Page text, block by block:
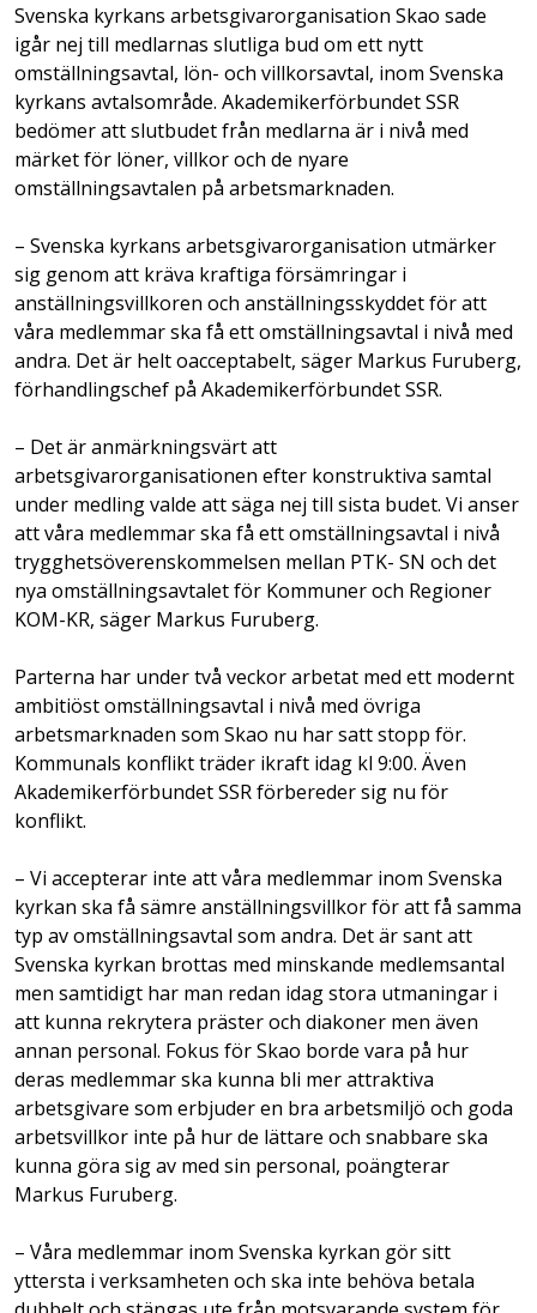
Svenska kyrkans arbetsgivarorganisation Skao sade
igår nej till medlarnas slutliga bud om ett nytt
omställningsavtal, lön- och villkorsavtal, inom Svenska
kyrkans avtalsområde. Akademikerförbundet SSR
bedömer att slutbudet från medlarna är i nivå med
märket för löner, villkor och de nyare
omställningsavtalen på arbetsmarknaden.
– Svenska kyrkans arbetsgivarorganisation utmärker
sig genom att kräva kraftiga försämringar i
anställningsvillkoren och anställningsskyddet för att
våra medlemmar ska få ett omställningsavtal i nivå med
andra. Det är helt oacceptabelt, säger Markus Furuberg,
förhandlingschef på Akademikerförbundet SSR.
– Det är anmärkningsvärt att
arbetsgivarorganisationen efter konstruktiva samtal
under medling valde att säga nej till sista budet. Vi anser
att våra medlemmar ska få ett omställningsavtal i nivå
trygghetsöverenskommelsen mellan PTK- SN och det
nya omställningsavtalet för Kommuner och Regioner
KOM-KR, säger Markus Furuberg.
Parterna har under två veckor arbetat med ett modernt
ambitiöst omställningsavtal i nivå med övriga
arbetsmarknaden som Skao nu har satt stopp för.
Kommunals konflikt träder ikraft idag kl 9:00. Även
Akademikerförbundet SSR förbereder sig nu för
konflikt.
– Vi accepterar inte att våra medlemmar inom Svenska
kyrkan ska få sämre anställningsvillkor för att få samma
typ av omställningsavtal som andra. Det är sant att
Svenska kyrkan brottas med minskande medlemsantal
men samtidigt har man redan idag stora utmaningar i
att kunna rekrytera präster och diakoner men även
annan personal. Fokus för Skao borde vara på hur
deras medlemmar ska kunna bli mer attraktiva
arbetsgivare som erbjuder en bra arbetsmiljö och goda
arbetsvillkor inte på hur de lättare och snabbare ska
kunna göra sig av med sin personal, poängterar
Markus Furuberg.
– Våra medlemmar inom Svenska kyrkan gör sitt
yttersta i verksamheten och ska inte behöva betala